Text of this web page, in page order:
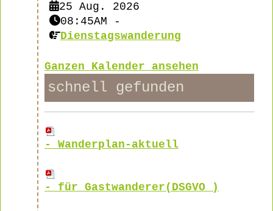
25 Aug. 2026
08:45AM -
Dienstagswanderung
Ganzen Kalender ansehen
schnell gefunden
- Wanderplan-aktuell
- für Gastwanderer (DSGVO )